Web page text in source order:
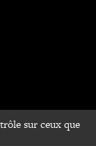
sur ceux que